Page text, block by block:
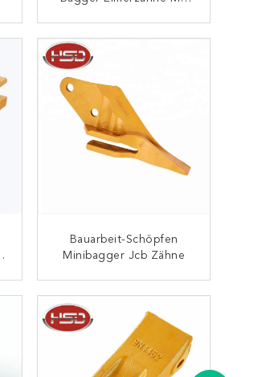
KONTAKT
Bauarbeit-Schöpfen
Minibagger Jcb Zähne
KONTAKT